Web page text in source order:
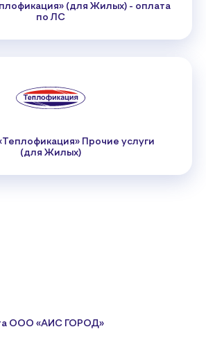
(для Жилых) - оплата
по ЛС
Прочие услуги
(для Жилых)
ООО «АИС ГОРОД»